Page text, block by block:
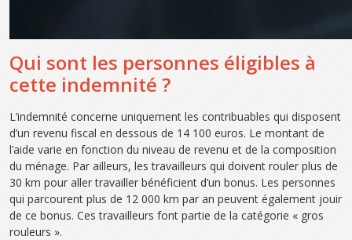
Qui sont les personnes éligibles à
cette indemnité ?
L’indemnité concerne uniquement les contribuables qui disposent
d’un revenu fiscal en dessous de 14 100 euros. Le montant de
l’aide varie en fonction du niveau de revenu et de la composition
du ménage. Par ailleurs, les travailleurs qui doivent rouler plus de
30 km pour aller travailler bénéficient d’un bonus. Les personnes
qui parcourent plus de 12 000 km par an peuvent également jouir
de ce bonus. Ces travailleurs font partie de la catégorie « gros
rouleurs ».